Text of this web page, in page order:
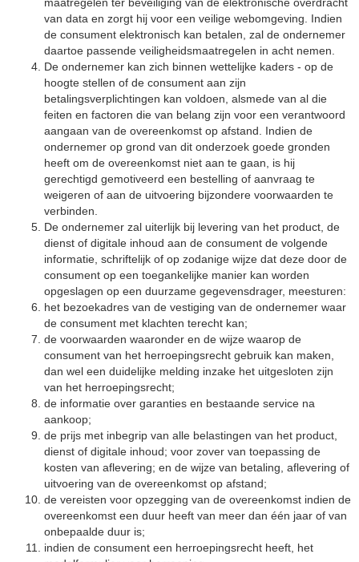
van data en zorgt hij voor een veilige webomgeving. Indien
de consument elektronisch kan betalen, zal de ondernemer
daartoe passende veiligheidsmaatregelen in acht nemen.
De ondernemer kan zich binnen wettelijke kaders - op de
hoogte stellen of de consument aan zijn
betalingsverplichtingen kan voldoen, alsmede van al die
feiten en factoren die van belang zijn voor een verantwoord
aangaan van de overeenkomst op afstand. Indien de
ondernemer op grond van dit onderzoek goede gronden
heeft om de overeenkomst niet aan te gaan, is hij
gerechtigd gemotiveerd een bestelling of aanvraag te
weigeren of aan de uitvoering bijzondere voorwaarden te
verbinden.
De ondernemer zal uiterlijk bij levering van het product, de
dienst of digitale inhoud aan de consument de volgende
informatie, schriftelijk of op zodanige wijze dat deze door de
consument op een toegankelijke manier kan worden
opgeslagen op een duurzame gegevensdrager, meesturen:
het bezoekadres van de vestiging van de ondernemer waar
de consument met klachten terecht kan;
de voorwaarden waaronder en de wijze waarop de
consument van het herroepingsrecht gebruik kan maken,
dan wel een duidelijke melding inzake het uitgesloten zijn
van het herroepingsrecht;
de informatie over garanties en bestaande service na
aankoop;
de prijs met inbegrip van alle belastingen van het product,
dienst of digitale inhoud; voor zover van toepassing de
kosten van aflevering; en de wijze van betaling, aflevering of
uitvoering van de overeenkomst op afstand;
de vereisten voor opzegging van de overeenkomst indien de
overeenkomst een duur heeft van meer dan één jaar of van
onbepaalde duur is;
indien de consument een herroepingsrecht heeft, het